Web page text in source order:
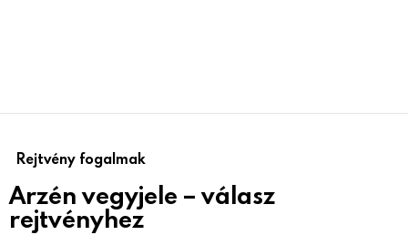
Rejtvény fogalmak
Arzén vegyjele – válasz
rejtvényhez